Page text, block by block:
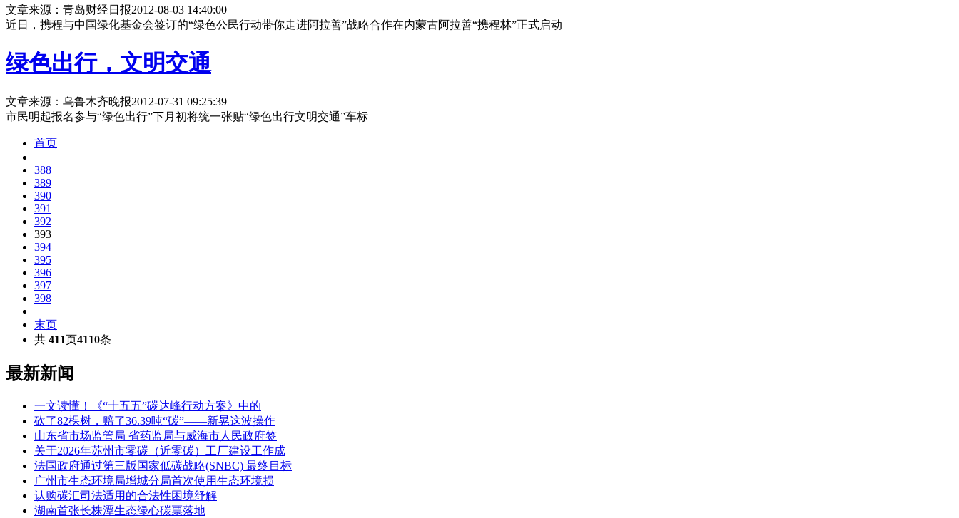
文章来源：青岛财经日报2012-08-03 14:40:00
近日，携程与中国绿化基金会签订的“绿色公民行动带你走进阿拉善”战略合作在内蒙古阿拉善“携程林”正式启动
绿色出行，文明交通
文章来源：乌鲁木齐晚报2012-07-31 09:25:39
市民明起报名参与“绿色出行”下月初将统一张贴“绿色出行文明交通”车标
首页
388
389
390
391
392
393
394
395
396
397
398
末页
共 411页4110条
最新新闻
一文读懂！《“十五五”碳达峰行动方案》中的
砍了82棵树，赔了36.39吨“碳”——新晃这波操作
山东省市场监管局 省药监局与威海市人民政府签
关于2026年苏州市零碳（近零碳）工厂建设工作成
法国政府通过第三版国家低碳战略(SNBC) 最终目标
广州市生态环境局增城分局首次使用生态环境损
认购碳汇司法适用的合法性困境纾解
湖南首张长株潭生态绿心碳票落地